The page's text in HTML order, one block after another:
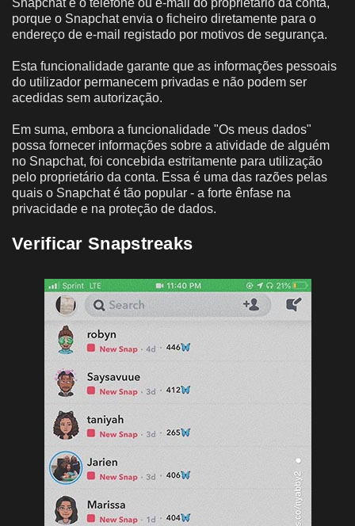
Snapchat e o telefone ou e-mail do proprietário da conta,
porque o Snapchat envia o ficheiro diretamente para o
endereço de e-mail registado por motivos de segurança.
Esta funcionalidade garante que as informações pessoais
do utilizador permanecem privadas e não podem ser
acedidas sem autorização.
Em suma, embora a funcionalidade "Os meus dados"
possa fornecer informações sobre a atividade de alguém
no Snapchat, foi concebida estritamente para utilização
pelo proprietário da conta. Essa é uma das razões pelas
quais o Snapchat é tão popular - a forte ênfase na
privacidade e na proteção de dados.
Verificar Snapstreaks